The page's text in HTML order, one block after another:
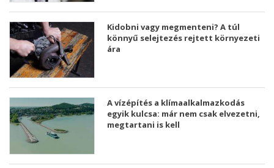
Kidobni vagy megmenteni? A túl
könnyű selejtezés rejtett környezeti
ára
A vízépítés a klímaalkalmazkodás
egyik kulcsa: már nem csak elvezetni,
megtartani is kell